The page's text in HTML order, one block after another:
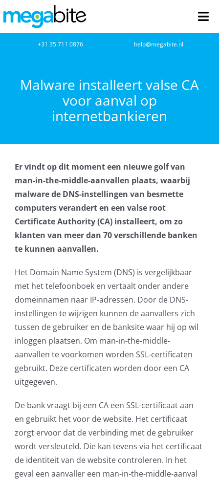
naar
inhoud
Netwerkbeheer
Webhosting
VOIP
Microsoft NCE
AVG
Glasvezelverbindingen
Microsoft software licenties
SLA overeenkomsten
Remote Help
Contact
+31 35 711 0876 help@megabite.nl
Malware installeert valse CA
voor aanval op
internetbankieren
Er vindt op dit moment een nieuwe golf van
man-in-the-middle-aanvallen plaats, waarbij
malware de DNS-instellingen van besmette
computers verandert en een valse root
Certificate Authority (CA) installeert, om zo
klanten van meer dan 70 verschillende banken
te kunnen aanvallen.
Het Domain Name System (DNS) is vergelijkbaar
met het telefoonboek en vertaalt onder andere
domeinnamen naar IP-adressen. Door de DNS-
instellingen te wijzigen kunnen de aanvallers zich
tussen de gebruiker en de banksite waar hij op wil
inloggen plaatsen. Om man-in-the-middle-
aanvallen te voorkomen worden SSL-certificaten
gebruikt. Deze certificaten worden door een CA
uitgegeven.
De bank vraagt bij een CA een SSL-certificaat aan
en gebruikt het voor de website. Het certificaat
zorgt ervoor dat de verbinding met de gebruiker
wordt versleuteld. Die kan tevens via het certificaat
de identiteit van de website controleren. In het
geval een aanvaller een man-in-the-middle-aanval